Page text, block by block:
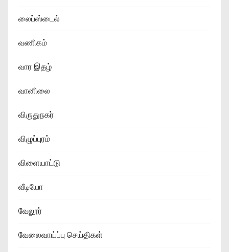
லைப்ஸ்டைல்
வணிகம்
வார இதழ்
வானிலை
விருதுநகர்
விழுப்புரம்
விளையாட்டு
வீடியோ
வேலூர்
வேலைவாய்ப்பு செய்திகள்